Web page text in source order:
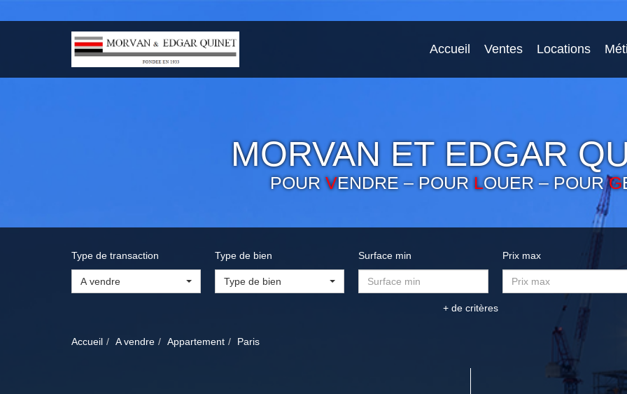
Accueil Ventes Locations
MORVAN ET EDGAR
POURVENDRE – POUR LOUER – POURG
Type de transaction
A vendre
Type de bien
Type de bien
Surface min Prix max
+ de critères
Accueil A vendre Appartement Paris